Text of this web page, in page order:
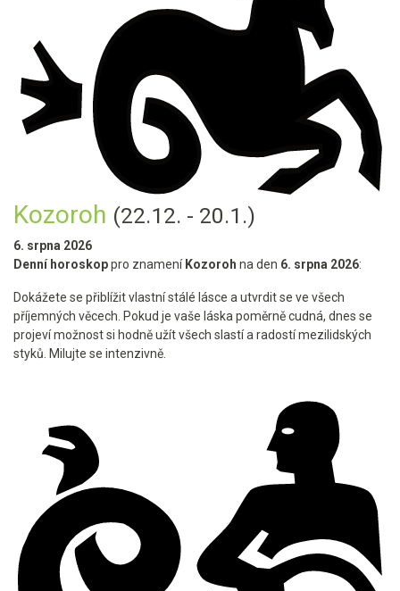
Kozoroh (22.12. - 20.1.)
6. srpna 2026
Denní horoskoppro znamení Kozoroh na den 6. srpna 2026:
Dokážete se přiblížit vlastní stálé lásce a utvrdit se ve všech
příjemných věcech. Pokud je vaše láska poměrně cudná, dnes se
projeví možnost si hodně užít všech slastí a radostí mezilidských
styků. Milujte se intenzivně.